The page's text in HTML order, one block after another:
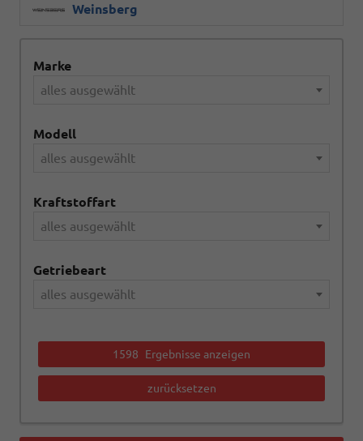
Weinsberg
Marke
alles ausgewählt
Modell
alles ausgewählt
Kraftstoffart
alles ausgewählt
Getriebeart
alles ausgewählt
1598 Ergebnisse anzeigen
zurücksetzen